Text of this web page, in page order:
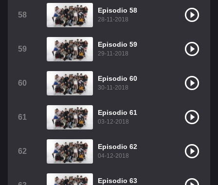
58
Episodio 58
28-11-2018
59
Episodio 59
29-11-2018
60
Episodio 60
30-11-2018
61
Episodio 61
03-12-2018
62
Episodio 62
04-12-2018
Episodio 63